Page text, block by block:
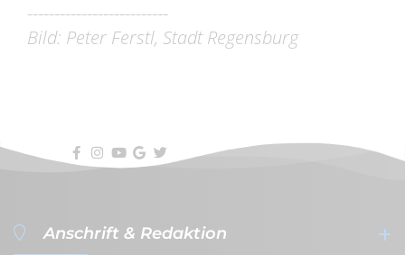
--------------------------
Bild: Peter Ferstl, Stadt Regensburg
Anschrift & Redaktion